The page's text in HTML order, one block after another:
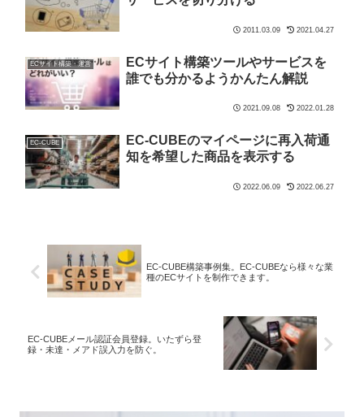
2011.03.09 2021.04.27
ECサイト構築・運営
ECサイト構築ツールやサービスを
誰でも分かるようかんたん解説
2021.09.08 2022.01.28
EC-CUBE
EC-CUBEのマイページに再入荷通
知を希望した商品を表示する
2022.06.09 2022.06.27
EC-CUBE構築事例集。EC-CUBEなら様々な業
種のECサイトを制作できます。
EC-CUBEメール認証会員登録。いたずら登
録・未達・メアド誤入力を防ぐ。